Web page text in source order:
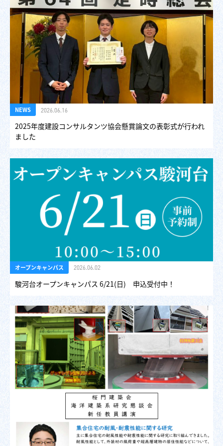
NEWS 2026.06.16
2025年度建設コンサルタンツ協会懸賞論文の表彰式が行われ
ました
オープンキャンパス 2026.06.02
駿河台オープンキャンパス 6/21(日) 申込受付中！